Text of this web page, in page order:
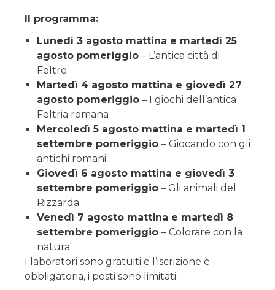
Il programma:
Lunedì 3 agosto mattina e martedì 25
agosto pomeriggio – L’antica città di
Feltre
Martedì 4 agosto mattina e giovedì 27
agosto pomeriggio – I giochi dell’antica
Feltria romana
Mercoledì 5 agosto mattina e martedì 1
settembre pomeriggio – Giocando con gli
antichi romani
Giovedì 6 agosto mattina e giovedì 3
settembre pomeriggio – Gli animali del
Rizzarda
Venedì 7 agosto mattina e martedì 8
settembre pomeriggio – Colorare con la
natura
I laboratori sono gratuiti e l’iscrizione è
obbligatoria, i posti sono limitati.